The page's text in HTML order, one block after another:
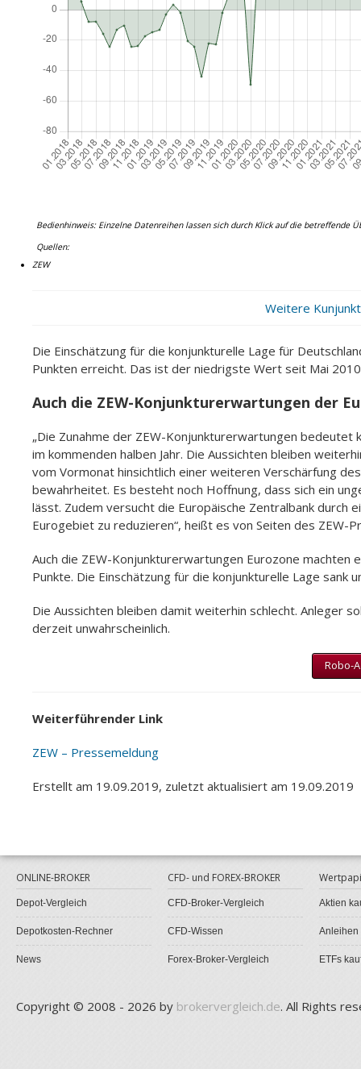
Bedienhinweis: Einzelne Datenreihen lassen sich durch Klick auf die betreffende
Quellen:
ZEW
Weitere
Die Einschätzung für die konjunkturelle Lage für
Punkten erreicht. Das ist der niedrigste Wert seit Mai
Auch die ZEW-Konjunkturerwartungen der
„Die Zunahme der ZEW-Konjunkturerwartungen
im kommenden halben Jahr. Die Aussichten bleiben
vom Vormonat hinsichtlich einer weiteren Verschärfung
bewahrheitet. Es besteht noch Hoffnung, dass sich ein
lässt. Zudem versucht die Europäische Zentralbank durch
Eurogebiet zu reduzieren“, heißt es von Seiten des ZEW-
Auch die ZEW-Konjunkturerwartungen Eurozone machten
Punkte. Die Einschätzung für die konjunkturelle Lage sank
Die Aussichten bleiben damit weiterhin schlecht. Anleger
derzeit unwahrscheinlich.
Robo-
Weiterführender Link
ZEW – Pressemeldung
Erstellt am 19.09.2019, zuletzt aktualisiert am 19.09.2019
ONLINE-BROKER
Depot-Vergleich
Depotkosten-Rechner
News
CFD- und FOREX-BROKER
CFD-Broker-Vergleich
CFD-Wissen
Forex-Broker-Vergleich
Aktien
Anleihen
ETFs
Copyright © 2008 - 2026 by brokervergleich.de. All Rights